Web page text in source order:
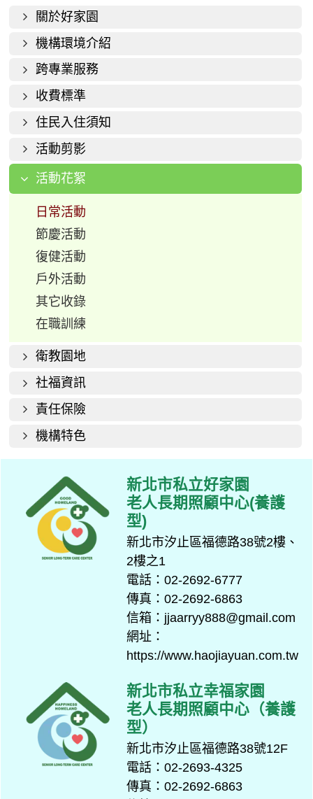
關於好家園
機構環境介紹
跨專業服務
收費標準
住民入住須知
活動剪影
活動花絮
日常活動
節慶活動
復健活動
戶外活動
其它收錄
在職訓練
衛教園地
社福資訊
責任保險
機構特色
新北市私立好家園
老人長期照顧中心(養護
型)
新北市汐止區福德路38號2樓、
2樓之1
電話：02-2692-6777
傳真：02-2692-6863
信箱：jjaarryy888@gmail.com
網址：
https://www.haojiayuan.com.tw
新北市私立幸福家園
老人長期照顧中心（養護
型）
新北市汐止區福德路38號12F
電話：02-2693-4325
傳真：02-2692-6863